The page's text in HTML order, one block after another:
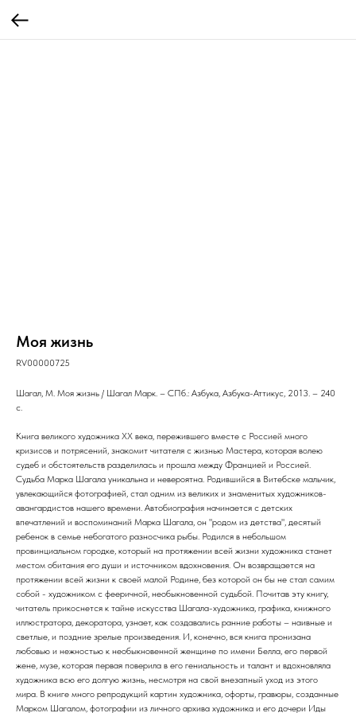
Моя жизнь
RV00000725
Шагал, М. Моя жизнь / Шагал Марк. – СПб.: Азбука, Азбука-Аттикус, 2013. – 240
с.
Книга великого художника ХХ века, пережившего вместе с Россией много
кризисов и потрясений, знакомит читателя с жизнью Мастера, которая волею
судеб и обстоятельств разделилась и прошла между Францией и Россией.
Судьба Марка Шагала уникальна и невероятна. Родившийся в Витебске мальчик,
увлекающийся фотографией, стал одним из великих и знаменитых художников-
авангардистов нашего времени. Автобиография начинается с детских
впечатлений и воспоминаний Марка Шагала, он "родом из детства", десятый
ребенок в семье небогатого разносчика рыбы. Родился в небольшом
провинциальном городке, который на протяжении всей жизни художника станет
местом обитания его души и источником вдохновения. Он возвращается на
протяжении всей жизни к своей малой Родине, без которой он бы не стал самим
собой - художником с фееричной, необыкновенной судьбой. Почитав эту книгу,
читатель прикоснется к тайне искусства Шагала-художника, графика, книжного
иллюстратора, декоратора, узнает, как создавались ранние работы – наивные и
светлые, и поздние зрелые произведения. И, конечно, вся книга пронизана
любовью и нежностью к необыкновенной женщине по имени Белла, его первой
жене, музе, которая первая поверила в его гениальность и талант и вдохновляла
художника всю его долгую жизнь, несмотря на свой внезапный уход из этого
мира. В книге много репродукций картин художника, офорты, гравюры, созданные
Марком Шагалом, фотографии из личного архива художника и его дочери Иды